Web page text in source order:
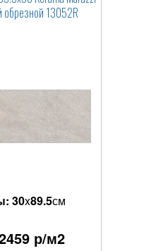
обрезной 13052R
30x89.5см
р/м2